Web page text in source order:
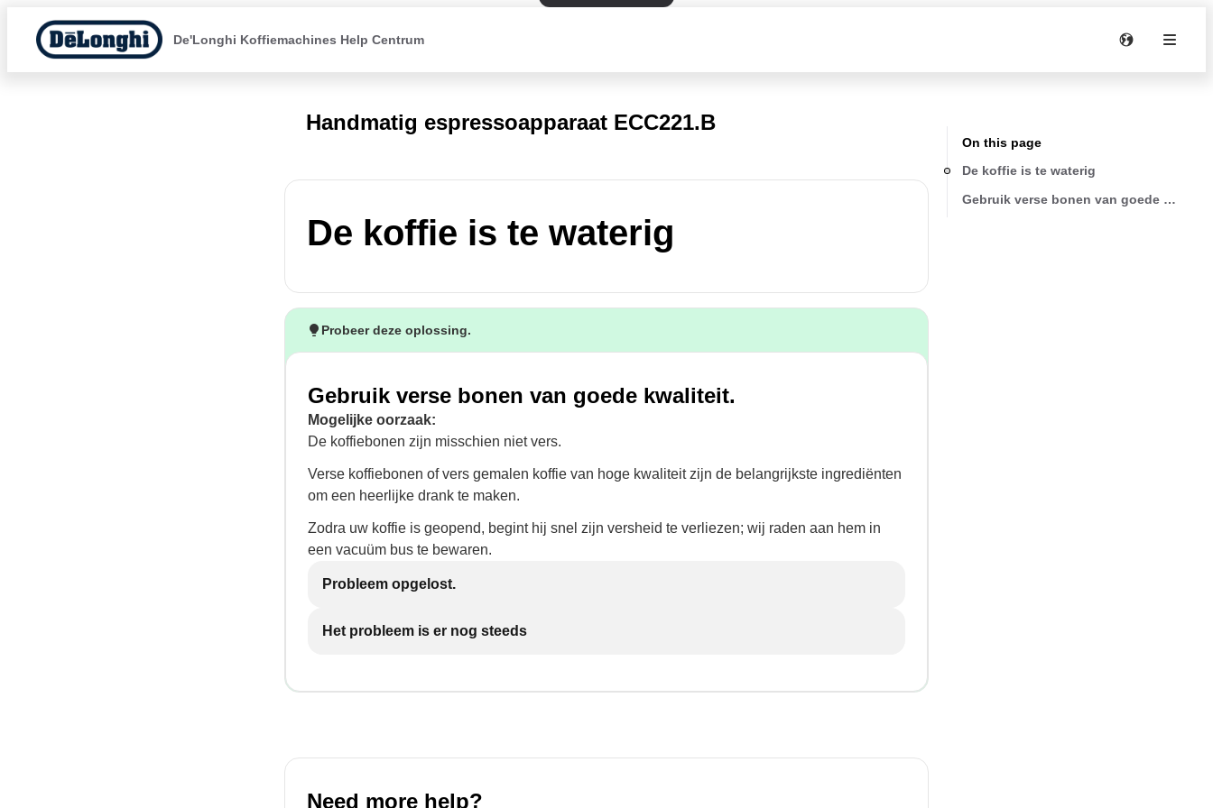
De'Longhi Koffiemachines Help Centrum
Handmatig espressoapparaat ECC221.B
De koffie is te waterig
Probeer deze oplossing.
Gebruik verse bonen van goede kwaliteit.
Mogelijke oorzaak:
De koffiebonen zijn misschien niet vers.
Verse koffiebonen of vers gemalen koffie van hoge kwaliteit zijn de belangrijkste ingrediënten
om een heerlijke drank te maken.
Zodra uw koffie is geopend, begint hij snel zijn versheid te verliezen; wij raden aan hem in
een vacuüm bus te bewaren.
Probleem opgelost.
Het probleem is er nog steeds
Need more help?
On this page
De koffie is te waterig
Gebruik verse bonen van goede